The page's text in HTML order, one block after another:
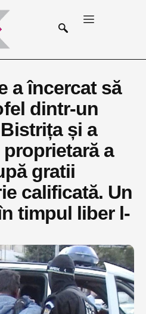
a încercat să
dintr-un
și a
a
gratii
calificată. Un
timpul liber l-